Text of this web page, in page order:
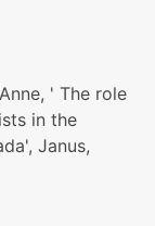
' The role
in the
Janus,